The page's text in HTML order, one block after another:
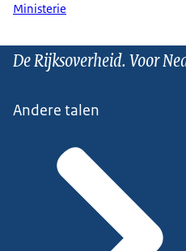
Ministerie
De Rijksoverheid. Voor
Andere talen